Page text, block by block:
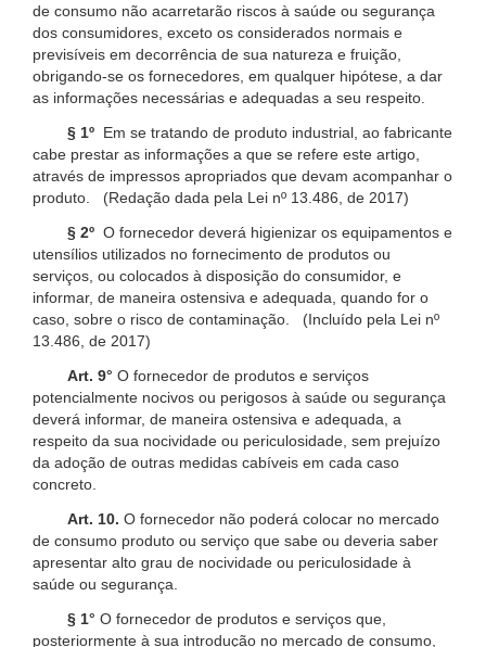
de consumo não acarretarão riscos à saúde ou segurança
dos consumidores, exceto os considerados normais e
previsíveis em decorrência de sua natureza e fruição,
obrigando-se os fornecedores, em qualquer hipótese, a dar
as informações necessárias e adequadas a seu respeito.
§ 1º Em se tratando de produto industrial, ao fabricante
cabe prestar as informações a que se refere este artigo,
através de impressos apropriados que devam acompanhar o
produto. (Redação dada pela Lei nº 13.486, de 2017)
§ 2º O fornecedor deverá higienizar os equipamentos e
utensílios utilizados no fornecimento de produtos ou
serviços, ou colocados à disposição do consumidor, e
informar, de maneira ostensiva e adequada, quando for o
caso, sobre o risco de contaminação. (Incluído pela Lei nº
13.486, de 2017)
Art. 9° O fornecedor de produtos e serviços
potencialmente nocivos ou perigosos à saúde ou segurança
deverá informar, de maneira ostensiva e adequada, a
respeito da sua nocividade ou periculosidade, sem prejuízo
da adoção de outras medidas cabíveis em cada caso
concreto.
Art. 10. O fornecedor não poderá colocar no mercado
de consumo produto ou serviço que sabe ou deveria saber
apresentar alto grau de nocividade ou periculosidade à
saúde ou segurança.
§ 1° O fornecedor de produtos e serviços que,
posteriormente à sua introdução no mercado de consumo,